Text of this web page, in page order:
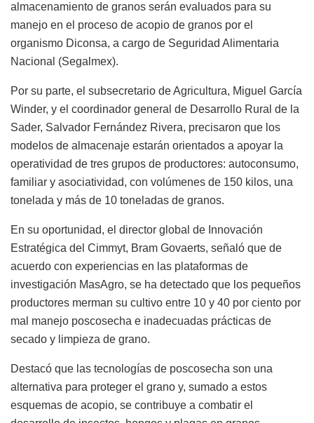
almacenamiento de granos serán evaluados para su
manejo en el proceso de acopio de granos por el
organismo Diconsa, a cargo de Seguridad Alimentaria
Nacional (Segalmex).
Por su parte, el subsecretario de Agricultura, Miguel García
Winder, y el coordinador general de Desarrollo Rural de la
Sader, Salvador Fernández Rivera, precisaron que los
modelos de almacenaje estarán orientados a apoyar la
operatividad de tres grupos de productores: autoconsumo,
familiar y asociatividad, con volúmenes de 150 kilos, una
tonelada y más de 10 toneladas de granos.
En su oportunidad, el director global de Innovación
Estratégica del Cimmyt, Bram Govaerts, señaló que de
acuerdo con experiencias en las plataformas de
investigación MasAgro, se ha detectado que los pequeños
productores merman su cultivo entre 10 y 40 por ciento por
mal manejo poscosecha e inadecuadas prácticas de
secado y limpieza de grano.
Destacó que las tecnologías de poscosecha son una
alternativa para proteger el grano y, sumado a estos
esquemas de acopio, se contribuye a combatir el